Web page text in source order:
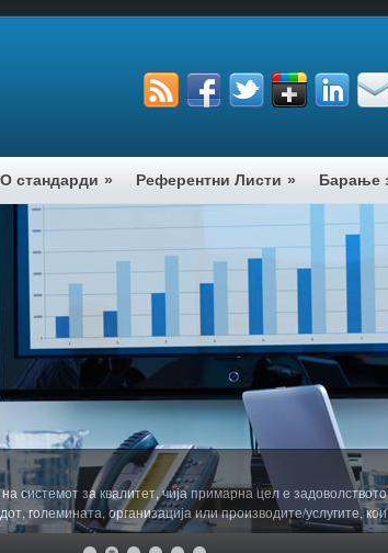
стандарди » Референтни Листи » Барање
системот за квалитет, чија примарна цел е
големината, организација или производите/услугите,